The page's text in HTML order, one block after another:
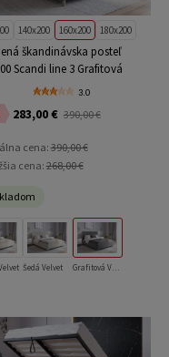
140x200 160x200 180x200
škandinávska posteľ
Scandi line 3 Grafitová
3.0
283,00 € 390,00 €
cena:390,00 €
cena:268,00 €
Šedá Velvet Grafitová Velvet